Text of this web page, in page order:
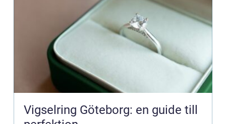
Vigselring Göteborg: en guide till